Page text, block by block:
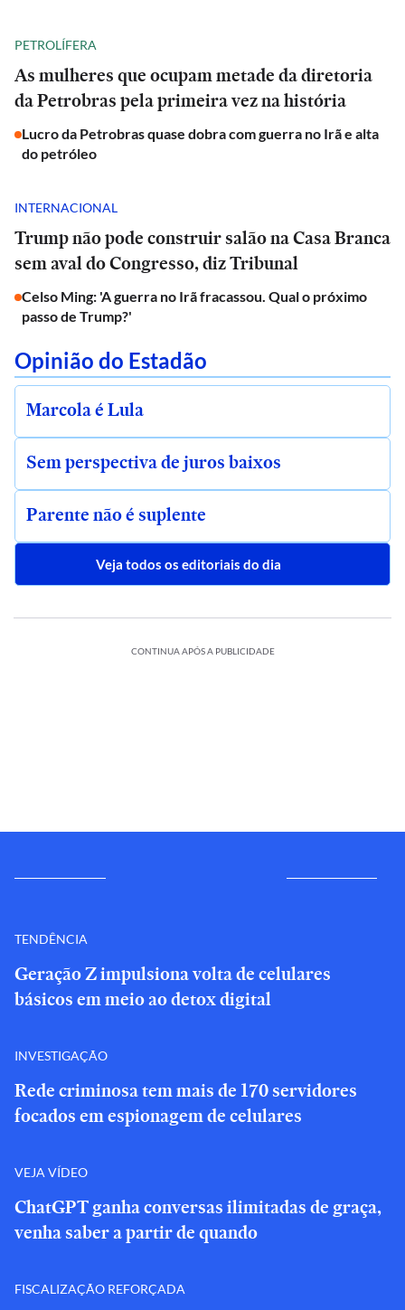
PETROLÍFERA
As mulheres que ocupam metade da diretoria
da Petrobras pela primeira vez na história
Lucro da Petrobras quase dobra com guerra no Irã e alta
do petróleo
INTERNACIONAL
Trump não pode construir salão na Casa Branca
sem aval do Congresso, diz Tribunal
Celso Ming: 'A guerra no Irã fracassou. Qual o próximo
passo de Trump?'
Opinião do Estadão
Marcola é Lula
Sem perspectiva de juros baixos
Parente não é suplente
Veja todos os editoriais do dia
CONTINUA APÓS A PUBLICIDADE
TENDÊNCIA
Geração Z impulsiona volta de celulares
básicos em meio ao detox digital
INVESTIGAÇÃO
Rede criminosa tem mais de 170 servidores
focados em espionagem de celulares
VEJA VÍDEO
ChatGPT ganha conversas ilimitadas de graça,
venha saber a partir de quando
FISCALIZAÇÃO REFORÇADA